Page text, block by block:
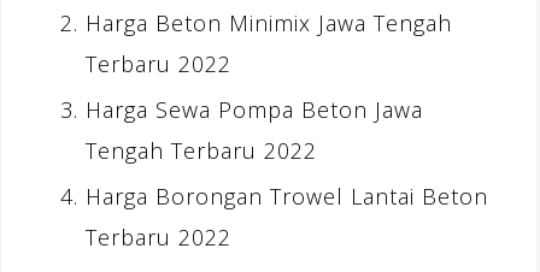
Harga Beton Minimix Jawa Tengah
Terbaru 2022
Harga Sewa Pompa Beton Jawa
Tengah Terbaru 2022
Harga Borongan Trowel Lantai Beton
Terbaru 2022